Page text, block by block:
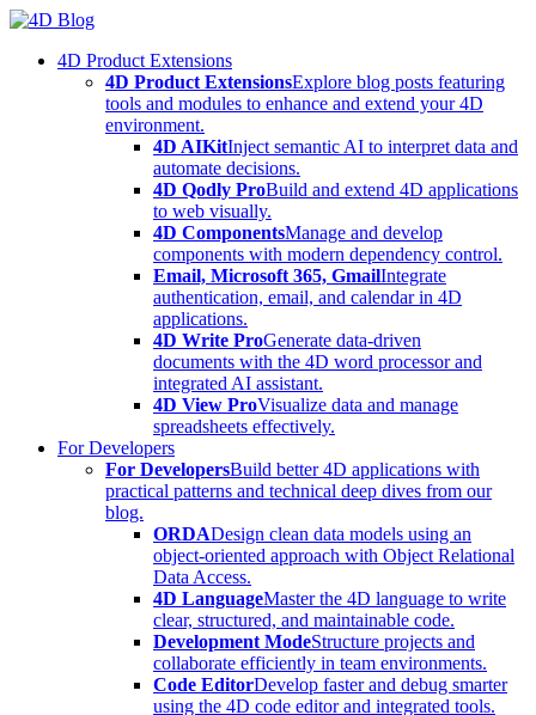
Skip
content4D Product Extensions
4D Product ExtensionsExplore blog posts featuring
tools and modules to enhance and extend your 4D
environment.
4D AIKitInject semantic AI to interpret data and
automate decisions.
4D Qodly ProBuild and extend 4D applications
to web visually.
4D ComponentsManage and develop
components with modern dependency control.
Email, Microsoft 365, GmailIntegrate
authentication, email, and calendar in 4D
applications.
4D Write ProGenerate data-driven
documents with the 4D word processor and
integrated AI assistant.
4D View ProVisualize data and manage
spreadsheets effectively.
For Developers
For DevelopersBuild better 4D applications with
practical patterns and technical deep dives from our
blog.
ORDADesign clean data models using an
object-oriented approach with Object Relational
Data Access.
4D LanguageMaster the 4D language to write
clear, structured, and maintainable code.
Development ModeStructure projects and
collaborate efficiently in team environments.
Code EditorDevelop faster and debug smarter
using the 4D code editor and integrated tools.